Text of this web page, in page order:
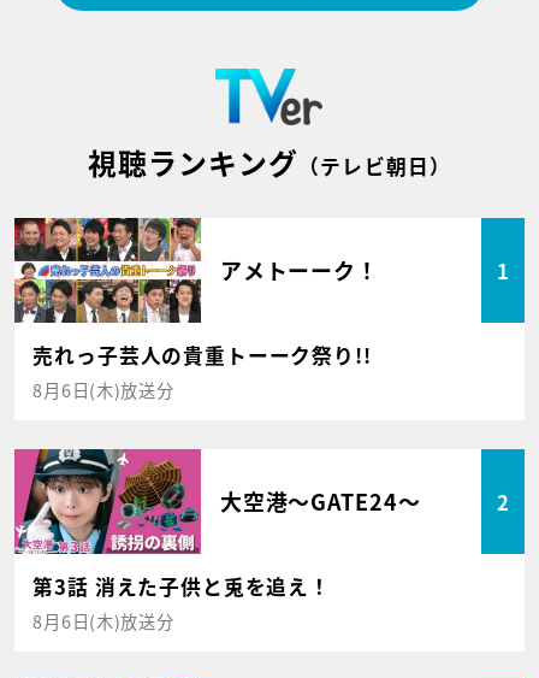
視聴ランキング （テレビ朝日）
アメトーーク！ 1
売れっ子芸人の貴重トーーク祭り!!
8月6日(木)放送分
大空港～GATE24～ 2
第3話 消えた子供と兎を追え！
8月6日(木)放送分